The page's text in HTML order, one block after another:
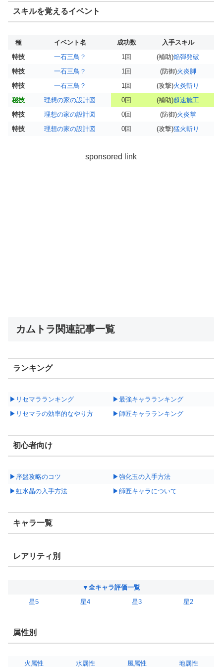
スキルを覚えるイベント
種 イベント名 成功数
入手スキル
特技
一石三鳥？ 1回 (補助)焔弾発破
特技
一石三鳥？ 1回 (防御)火炎脚
特技
一石三鳥？ 1回 (攻撃)火炎斬り
秘技
理想の家の設計図 0回 (補助)超速施工
特技
理想の家の設計図 0回 (防御)火炎掌
特技
理想の家の設計図 0回 (攻撃)猛火斬り
sponsored link
カムトラ関連記事一覧
ランキング
▶リセマラランキング
▶最強キャラランキング
▶リセマラの効率的なやり方
▶師匠キャラランキング
初心者向け
▶序盤攻略のコツ
▶強化玉の入手方法
▶虹水晶の入手方法
▶師匠キャラについて
キャラ一覧
レアリティ別
▼全キャラ評価一覧
星5
星4 星3 星2
属性別
火属性 水属性 風属性 地属性